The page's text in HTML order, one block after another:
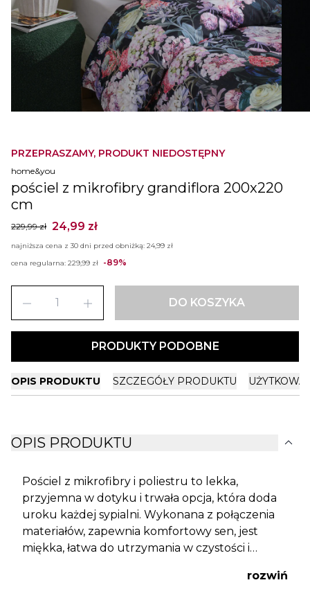
PRZEPRASZAMY, PRODUKT NIEDOSTĘPNY
home&you
pościel z mikrofibry grandiflora 200x220
cm
229,99 zł 24,99 zł
najniższa cena z 30 dni przed obniżką: 24,99 zł
cena regularna: 229,99 zł -89%
remove add DO KOSZYKA
PRODUKTY PODOBNE
OPIS PRODUKTU SZCZEGÓŁY PRODUKTU
OPIS PRODUKTU expand_more
Pościel z mikrofibry i poliestru to lekka,
przyjemna w dotyku i trwała opcja, która doda
uroku każdej sypialni. Wykonana z połączenia
materiałów, zapewnia komfortowy sen, jest
miękka, łatwa do utrzymania w czystości i
rozwiń